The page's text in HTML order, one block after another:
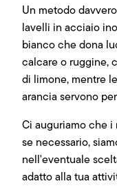
Un metodo
lavelli in acciaio
bianco che dona
calcare o ruggine,
di limone, mentre
arancia servono
Ci auguriamo che
se necessario,
nell'eventuale
adatto alla tua